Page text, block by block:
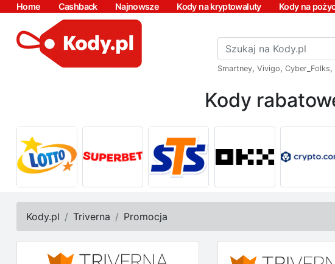
Home Cashback Najnowsze Kody na kryptowaluty Kody na
Smartney, Vivigo, Cyber_Folks,
Kody
Kody.pl Triverna Promocja